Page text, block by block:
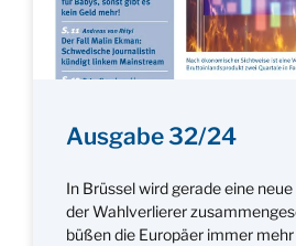
Ausgabe 32/24
In Brüssel wird gerade eine
der Wahlverlierer
büßen die Europäer immer